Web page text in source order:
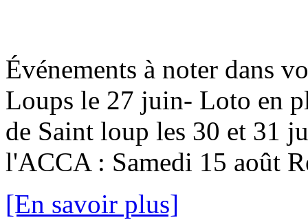
Événements à noter dans
Loups le 27 juin- Loto en
de Saint loup les 30 et 31
l'ACCA : Samedi 15 août
[En savoir plus]